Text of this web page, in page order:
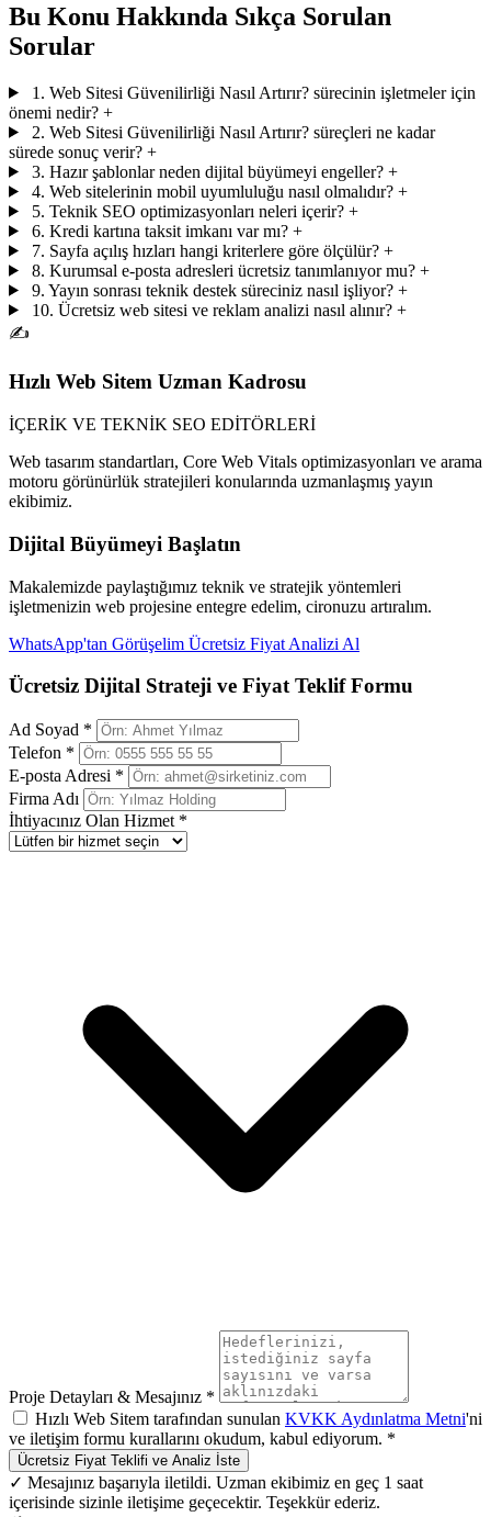
Bu Konu Hakkında Sıkça Sorulan
Sorular
1. Web Sitesi Güvenilirliği Nasıl Artırır? sürecinin işletmeler için
önemi nedir? +
2. Web Sitesi Güvenilirliği Nasıl Artırır? süreçleri ne kadar
sürede sonuç verir? +
3. Hazır şablonlar neden dijital büyümeyi engeller? +
4. Web sitelerinin mobil uyumluluğu nasıl olmalıdır? +
5. Teknik SEO optimizasyonları neleri içerir? +
6. Kredi kartına taksit imkanı var mı? +
7. Sayfa açılış hızları hangi kriterlere göre ölçülür? +
8. Kurumsal e-posta adresleri ücretsiz tanımlanıyor mu? +
9. Yayın sonrası teknik destek süreciniz nasıl işliyor? +
10. Ücretsiz web sitesi ve reklam analizi nasıl alınır? +
✍️
Hızlı Web Sitem Uzman Kadrosu
İÇERİK VE TEKNİK SEO EDİTÖRLERİ
Web tasarım standartları, Core Web Vitals optimizasyonları ve arama
motoru görünürlük stratejileri konularında uzmanlaşmış yayın
ekibimiz.
Dijital Büyümeyi Başlatın
Makalemizde paylaştığımız teknik ve stratejik yöntemleri
işletmenizin web projesine entegre edelim, cironuzu artıralım.
WhatsApp'tan Görüşelim Ücretsiz Fiyat Analizi Al
Ücretsiz Dijital Strateji ve Fiyat Teklif Formu
Ad Soyad *
Telefon *
E-posta Adresi *
Firma Adı
İhtiyacınız Olan Hizmet *
Proje Detayları & Mesajınız *
Hızlı Web Sitem tarafından sunulan KVKK Aydınlatma Metni'ni
ve iletişim formu kurallarını okudum, kabul ediyorum. *
Ücretsiz Fiyat Teklifi ve Analiz İste
✓ Mesajınız başarıyla iletildi. Uzman ekibimiz en geç 1 saat
içerisinde sizinle iletişime geçecektir. Teşekkür ederiz.